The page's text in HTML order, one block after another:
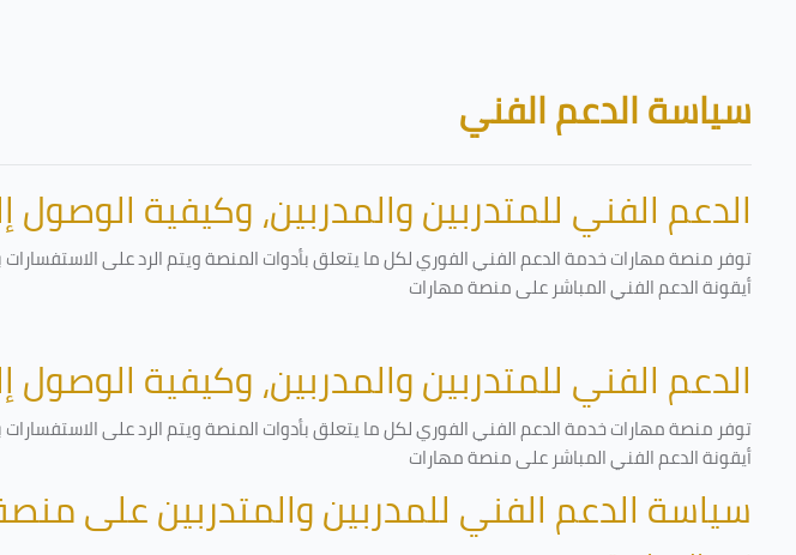
الكتل
سياسة الدعم الفني
الدعم الفني للمتدربين والمدربين، وكيفية الوصول
توفر منصة مهارات خدمة الدعم الفني الفوري لكل ما يتعلق بأدوات المنصة ويتم الرد على
أيقونة الدعم الفني المباشر على منصة مهارات
الدعم الفني للمتدربين والمدربين، وكيفية الوصول
توفر منصة مهارات خدمة الدعم الفني الفوري لكل ما يتعلق بأدوات المنصة ويتم الرد على
أيقونة الدعم الفني المباشر على منصة مهارات
سياسة الدعم الفني للمدربين والمتدربين على